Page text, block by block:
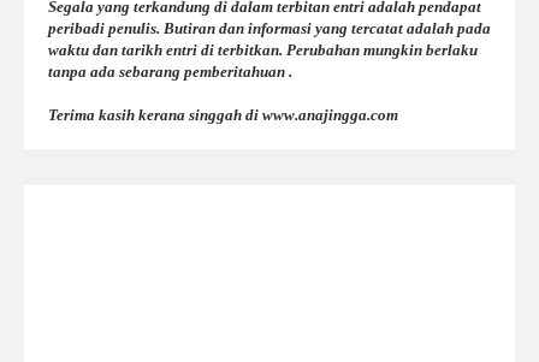
Segala yang terkandung di dalam terbitan entri adalah pendapat
peribadi penulis. Butiran dan informasi yang tercatat adalah pada
waktu dan tarikh entri di terbitkan. Perubahan mungkin berlaku
tanpa ada sebarang pemberitahuan .
Terima kasih kerana singgah di www.anajingga.com